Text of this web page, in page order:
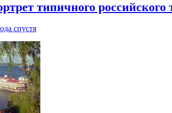
типичного российского
спустя